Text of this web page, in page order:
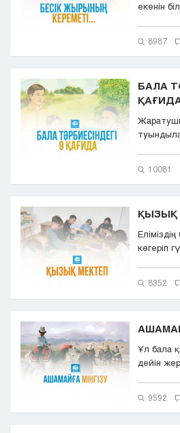
екенін
8987
БАЛА
10081
ҚЫЗЫҚ
көгеріп
8352
Ұл бала
дейін
9592